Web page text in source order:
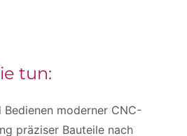
tun:
Bedienen moderner CNC-
präziser Bauteile nach